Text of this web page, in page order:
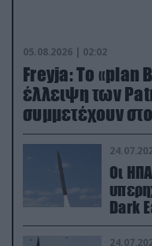
05.08.2026 | 02:02
Freyja: Το «plan
έλλειψη των
συμμετέχουν
Οι
Dark